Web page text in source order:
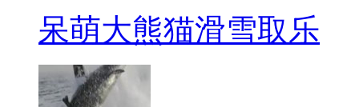
呆萌大熊猫滑雪取乐